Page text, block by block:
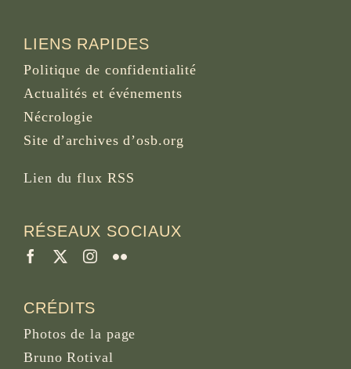
LIENS RAPIDES
Politique de confidentialité
Actualités et événements
Nécrologie
Site d’archives d’osb.org
Lien duflux RSS
RÉSEAUX SOCIAUX
CRÉDITS
Photos de la page
Bruno Rotival